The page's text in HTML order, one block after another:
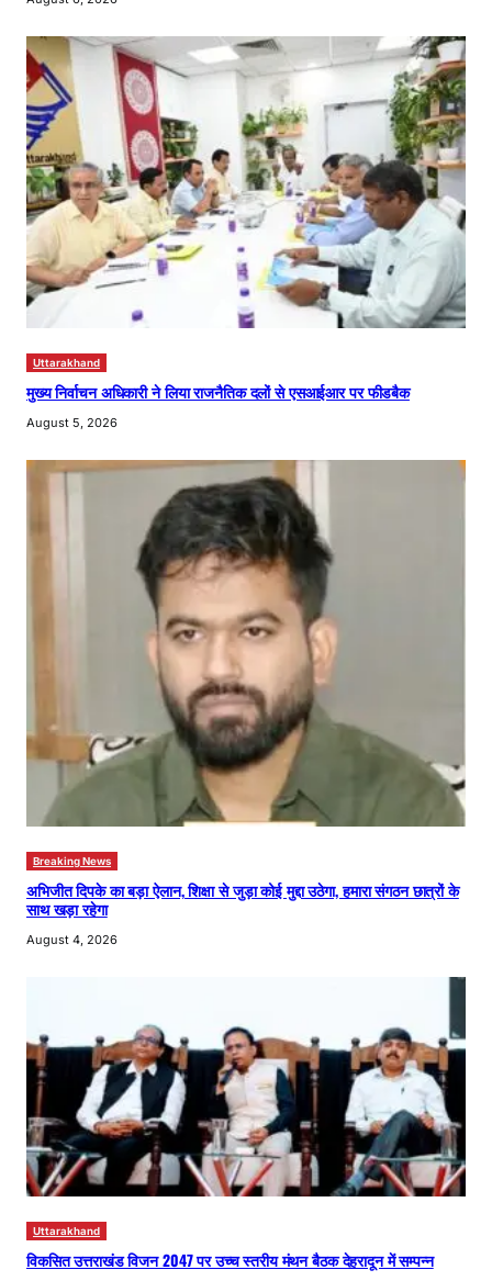
Uttarakhand
मुख्य निर्वाचन अधिकारी ने लिया राजनैतिक दलों से एसआईआर पर फीडबैक
August 5, 2026
Breaking News
अभिजीत दिपके का बड़ा ऐलान, शिक्षा से जुड़ा कोई मुद्दा उठेगा, हमारा संगठन छात्रों के
साथ खड़ा रहेगा
August 4, 2026
Uttarakhand
विकसित उत्तराखंड विजन 2047 पर उच्च स्तरीय मंथन बैठक देहरादून में सम्पन्न